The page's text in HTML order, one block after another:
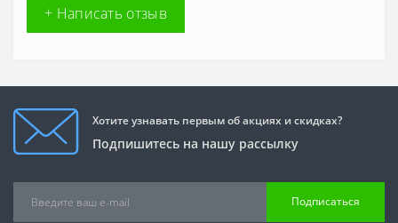
+ Написать отзыв
Хотите узнавать первым об акциях и скидках?
Подпишитесь на нашу рассылку
Подписаться